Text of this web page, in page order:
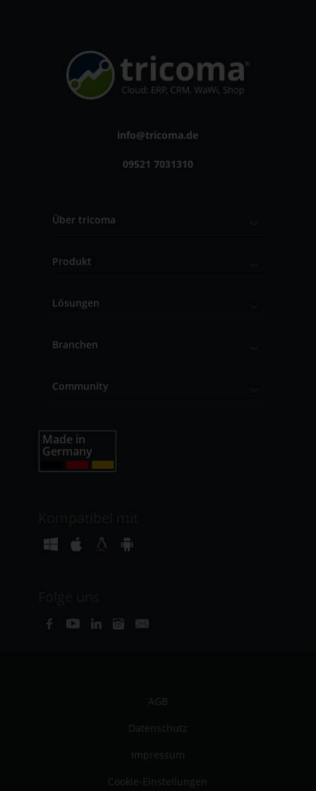
info@tricoma.de
09521 7031310
Über tricoma
Produkt
Lösungen
Branchen
Community
AGB
Datenschutz
Impressum
Cookie-Einstellungen